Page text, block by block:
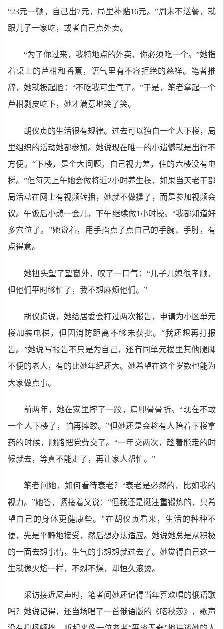
“23元一顿，自己出7元，局里补贴16元。”周末不送餐，就
跟儿子一家吃，或者自己点外卖。
“为了你过来，我特地点的外卖，你必须吃一个。”她指
着桌上的芦柑和香蕉，语气里有不容拒绝的慈祥。笔者推
辞，她就板起脸：“不吃我可生气了。”于是，笔者拿起一个
芦柑剥皮吃下，她才满意地笑了笑。
胡仪贞的生活很有规律。过去可以独自一个人下楼，局
里组织的活动她都参加。她说现在唯一的小遗憾就是出行不
方便。“下楼，是个大问题。自己视力差，住的六楼没有电
梯。”但每天上午她会做将近2小时养生操，如果当天老干部
局活动在网上有视频转播，她就不做操了，而是参加视频会
议。午饭后小憩一会儿，下午继续做1小时操。“我都知道好
多穴位了。”她说着，用手指点了点自己的手腕、手肘，有
点得意。
她扭头望了望窗外，叹了一口气：“儿子儿媳很孝顺，
但他们平时够忙了，我不想麻烦他们。”
胡仪贞说，她给居委会打过两次报告，申请为小区单元
楼加装电梯，但因消防距离不够未获批。“我还想再打报
告。”她说写报告不只是为自己，还有同单元楼里其他腿脚
不便的老人，有的比她年纪还大。她希望在这个岁数也能为
大家做点事。
前两年，她在家里摔了一跤，肩胛骨骨折。“现在不敢
一个人下楼了，怕再摔跤。”但她还是会趁有人陪着下楼拿
药的时候，顺路把党费交了。“一年交两次，趁着能走的时
候就去，等真不能走了，再让家人帮忙。”
笔者问她，如何看待衰老？“衰老是必然的，比如我的
视力。”她答，紧接着又说：“但我还是挺注重锻炼的，只希
望自己的身体更健康些。”在胡仪贞看来，生活的种种不
便，先是平静地接受，然后想办法适应。她说她总是从积极
的一面去想事情，生气的事想想就过去了。她觉得自己这一
生就像火焰一样，不烈不燥，却恒久滚烫。
采访接近尾声时，笔者问她还记得当年喜欢唱的俄语歌
吗？她说记得，还当场唱了一首俄语版的《喀秋莎》，歌声